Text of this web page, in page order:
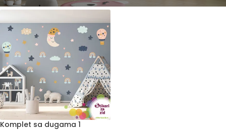
Komplet sa dugama 1